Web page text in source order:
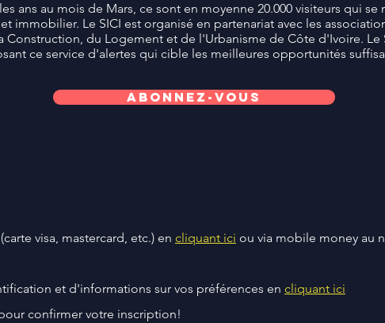
ans au mois de Mars, ce sont en moyenne 20.000 visiteurs qui
immobilier. Le SICI est organisé en partenariat avec les
du Logement et de l'Urbanisme de Côte d'Ivoire. Le
ce service d'alertes qui cible les meilleures opportunités
Abonnez-vous
visa, mastercard, etc.) en cliquant ici ou via mobile money au
et d'informations sur vos préférences en cliquant ici
confirmer votre inscription!